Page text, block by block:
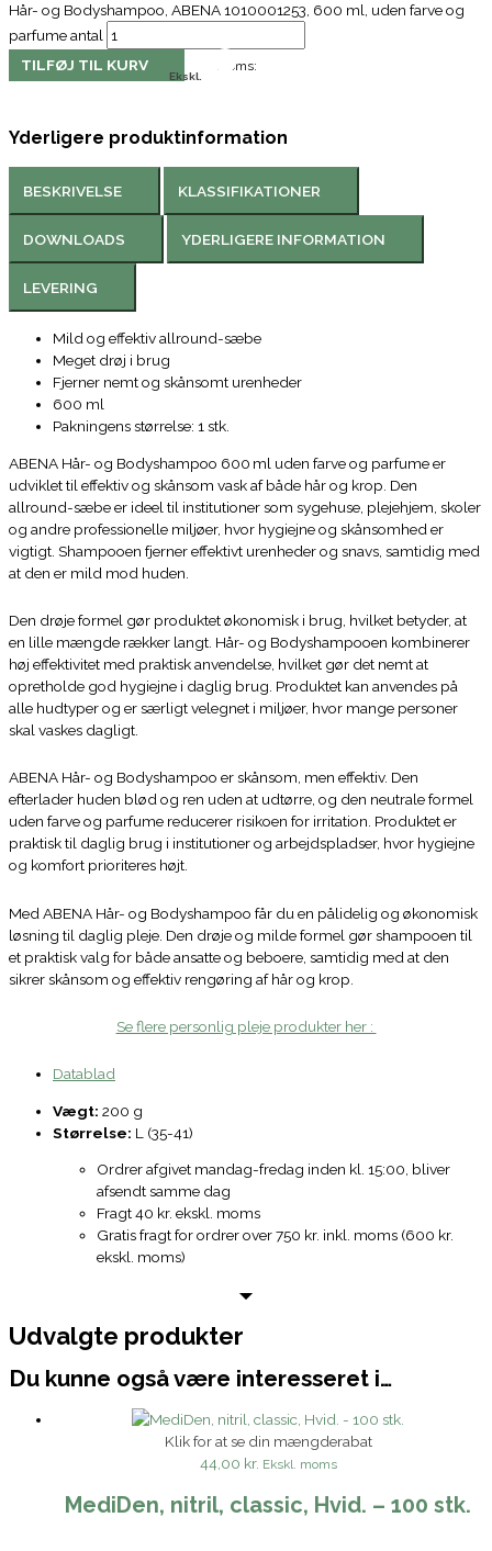
Hår- og Bodyshampoo, ABENA 1010001253, 600 ml, uden farve og
parfume antal
TILFØJ TIL KURV
Moms:
Ekskl.
Yderligere produktinformation
BESKRIVELSE KLASSIFIKATIONER
DOWNLOADS YDERLIGERE INFORMATION
LEVERING
Mild og effektiv allround-sæbe
Meget drøj i brug
Fjerner nemt og skånsomt urenheder
600 ml
Pakningens størrelse: 1 stk.
ABENA Hår- og Bodyshampoo 600 ml uden farve og parfume er
udviklet til effektiv og skånsom vask af både hår og krop. Den
allround-sæbe er ideel til institutioner som sygehuse, plejehjem, skoler
og andre professionelle miljøer, hvor hygiejne og skånsomhed er
vigtigt. Shampooen fjerner effektivt urenheder og snavs, samtidig med
at den er mild mod huden.
Den drøje formel gør produktet økonomisk i brug, hvilket betyder, at
en lille mængde rækker langt. Hår- og Bodyshampooen kombinerer
høj effektivitet med praktisk anvendelse, hvilket gør det nemt at
opretholde god hygiejne i daglig brug. Produktet kan anvendes på
alle hudtyper og er særligt velegnet i miljøer, hvor mange personer
skal vaskes dagligt.
ABENA Hår- og Bodyshampoo er skånsom, men effektiv. Den
efterlader huden blød og ren uden at udtørre, og den neutrale formel
uden farve og parfume reducerer risikoen for irritation. Produktet er
praktisk til daglig brug i institutioner og arbejdspladser, hvor hygiejne
og komfort prioriteres højt.
Med ABENA Hår- og Bodyshampoo får du en pålidelig og økonomisk
løsning til daglig pleje. Den drøje og milde formel gør shampooen til
et praktisk valg for både ansatte og beboere, samtidig med at den
sikrer skånsom og effektiv rengøring af hår og krop.
Se flere personlig pleje produkter her :
Datablad
Vægt: 200 g
Størrelse: L (35-41)
Ordrer afgivet mandag-fredag inden kl. 15:00, bliver
afsendt samme dag
Fragt 40 kr. ekskl. moms
Gratis fragt for ordrer over 750 kr. inkl. moms (600 kr.
ekskl. moms)
Udvalgte produkter
Du kunne også være interesseret i…
Klik for at se din mængderabat
44,00 kr. Ekskl. moms
MediDen, nitril, classic, Hvid. – 100 stk.